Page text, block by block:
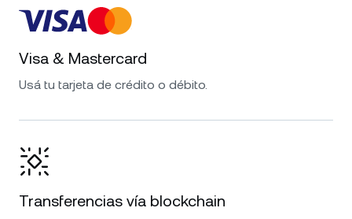
Visa & Mastercard
Usá tu tarjeta de crédito o débito.
Transferencias vía blockchain